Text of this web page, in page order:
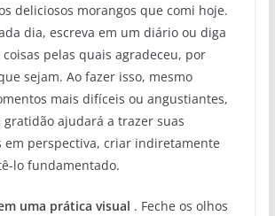
deliciosos morangos que comi hoje.
dia, escreva em um diário ou diga
coisas pelas quais agradeceu, por
sejam. Ao fazer isso, mesmo
mais difíceis ou angustiantes,
ajudará a trazer suas
em perspectiva, criar indiretamente
lo fundamentado.
uma prática visual . Feche os olhos